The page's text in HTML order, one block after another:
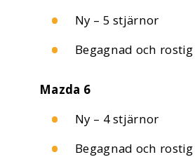
Ny – 5 stjärnor
Begagnad och
Mazda 6
Ny – 4 stjärnor
Begagnad och